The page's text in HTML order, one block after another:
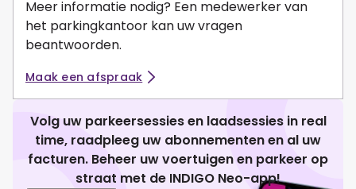
Meer informatie nodig? Een medewerker van
het parkingkantoor kan uw vragen
beantwoorden.
Maak een afspraak
Volg uw parkeersessies en laadsessies in real
time, raadpleeg uw abonnementen en al uw
facturen. Beheer uw voertuigen en parkeer op
straat met de INDIGO Neo-app!